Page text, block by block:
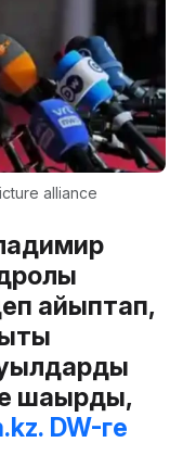
alliance
айыптап,
шақырды,
DW-ге